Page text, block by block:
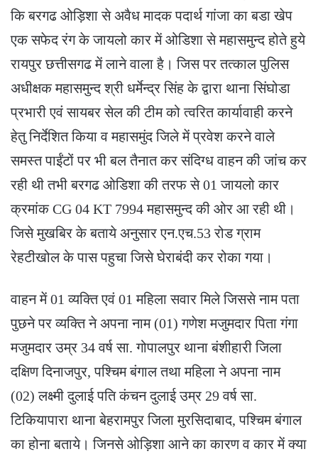
कि बरगढ ओड़िशा से अवैध मादक पदार्थ गांजा का बडा खेप
एक सफेद रंग के जायलो कार में ओडिशा से महासमुन्द होते हुये
रायपुर छत्तीसगढ में लाने वाला है। जिस पर तत्काल पुलिस
अधीक्षक महासमुन्द श्री धर्मेन्द्र सिंह के द्वारा थाना सिंघोडा
प्रभारी एवं सायबर सेल की टीम को त्वरित कार्यावाही करने
हेतु निर्देशित किया व महासमुंद जिले में प्रवेश करने वाले
समस्त पाईंटों पर भी बल तैनात कर संदिग्ध वाहन की जांच कर
रही थी तभी बरगढ ओडिशा की तरफ से 01 जायलो कार
क्रमांक CG 04 KT 7994 महासमुन्द की ओर आ रही थी।
जिसे मुखबिर के बताये अनुसार एन.एच.53 रोड ग्राम
रेहटीखोल के पास पहुचा जिसे घेराबंदी कर रोका गया।
वाहन में 01 व्यक्ति एवं 01 महिला सवार मिले जिससे नाम पता
पुछने पर व्यक्ति ने अपना नाम (01) गणेश मजुमदार पिता गंगा
मजुमदार उम्र 34 वर्ष सा. गोपालपुर थाना बंशीहारी जिला
दक्षिण दिनाजपुर, पश्चिम बंगाल तथा महिला ने अपना नाम
(02) लक्ष्मी दुलाई पति कंचन दुलाई उम्र 29 वर्ष सा.
टिकियापारा थाना बेहरामपुर जिला मुरसिदाबाद, पश्चिम बंगाल
का होना बताये। जिनसे ओड़िशा आने का कारण व कार में क्या